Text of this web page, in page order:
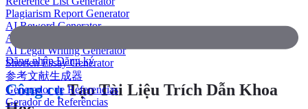
Plagiarism Report Generator
AI Reword Generator
AI Bullet Point Generator
AI Legal Writing Generator
Shorten Essay Generator
参考文献生成器
Generador de Referencias
Gerador de Referências
Đăng nhậpĐăng ký
Công cụTạo Tài Liệu Trích Dẫn Khoa